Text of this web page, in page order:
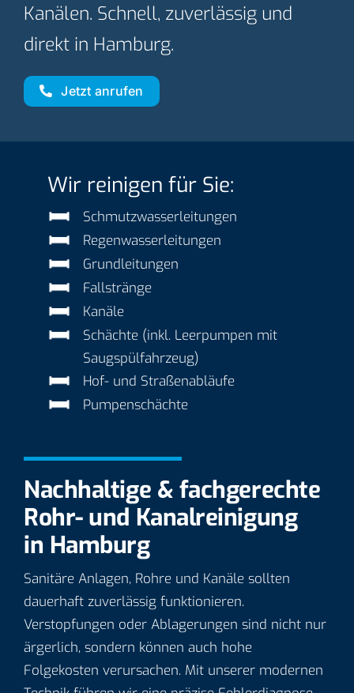
Kanälen. Schnell, zuverlässig und
direkt in Hamburg.
Jetzt anrufen
Wir reinigen für Sie:
Schmutzwasserleitungen
Regenwasserleitungen
Grundleitungen
Fallstränge
Kanäle
Schächte (inkl. Leerpumpen mit
Saugspülfahrzeug)
Hof- und Straßenabläufe
Pumpenschächte
Nachhaltige & fachgerechte
Rohr- und Kanalreinigung
in Hamburg
Sanitäre Anlagen, Rohre und Kanäle sollten
dauerhaft zuverlässig funktionieren.
Verstopfungen oder Ablagerungen sind nicht nur
ärgerlich, sondern können auch hohe
Folgekosten verursachen. Mit unserer modernen